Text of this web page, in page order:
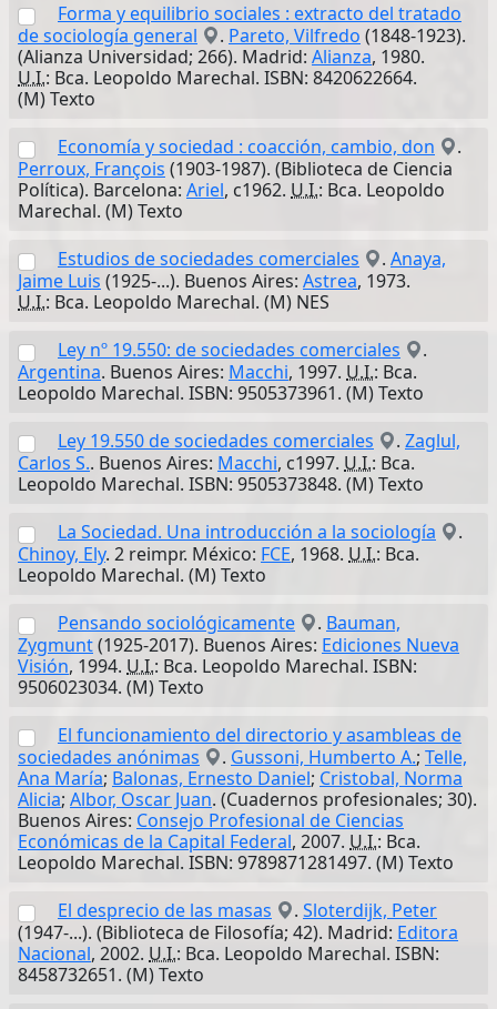
Forma y equilibrio sociales : extracto del tratado
de sociología general
. Pareto, Vilfredo (1848-1923).
(Alianza Universidad; 266). Madrid: Alianza, 1980.
U.I.: Bca. Leopoldo Marechal. ISBN: 8420622664.
(M) Texto
Economía y sociedad : coacción, cambio, don
.
Perroux, François (1903-1987). (Biblioteca de Ciencia
Política). Barcelona: Ariel, c1962. U.I.: Bca. Leopoldo
Marechal. (M) Texto
Estudios de sociedades comerciales
. Anaya,
Jaime Luis (1925-...). Buenos Aires: Astrea, 1973.
U.I.: Bca. Leopoldo Marechal. (M) NES
Ley nº 19.550: de sociedades comerciales
.
Argentina. Buenos Aires: Macchi, 1997. U.I.: Bca.
Leopoldo Marechal. ISBN: 9505373961. (M) Texto
Ley 19.550 de sociedades comerciales
. Zaglul,
Carlos S.. Buenos Aires: Macchi, c1997. U.I.: Bca.
Leopoldo Marechal. ISBN: 9505373848. (M) Texto
La Sociedad. Una introducción a la sociología
.
Chinoy, Ely. 2 reimpr. México: FCE, 1968. U.I.: Bca.
Leopoldo Marechal. (M) Texto
Pensando sociológicamente
. Bauman,
Zygmunt(1925-2017). Buenos Aires: Ediciones Nueva
Visión, 1994. U.I.: Bca. Leopoldo Marechal. ISBN:
9506023034. (M) Texto
El funcionamiento del directorio y asambleas de
sociedades anónimas
. Gussoni, Humberto A.; Telle,
Ana María; Balonas, Ernesto Daniel; Cristobal, Norma
Alicia; Albor, Oscar Juan. (Cuadernos profesionales; 30).
Buenos Aires: Consejo Profesional de Ciencias
Económicas de la Capital Federal, 2007. U.I.: Bca.
Leopoldo Marechal. ISBN: 9789871281497. (M) Texto
El desprecio de las masas
. Sloterdijk, Peter
(1947-...). (Biblioteca de Filosofía; 42). Madrid: Editora
Nacional, 2002. U.I.: Bca. Leopoldo Marechal. ISBN:
8458732651. (M) Texto